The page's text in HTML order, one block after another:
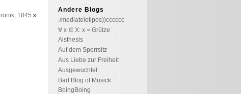
1845 »
Andere Blogs
./mediateletipos))cccccc
∀ x ∈ X: x = Grütze
Aisthesis
Auf dem Sperrsitz
Aus Liebe zur Freiheit
Ausgewuchtet
Bad Blog of Musick
BoingBoing